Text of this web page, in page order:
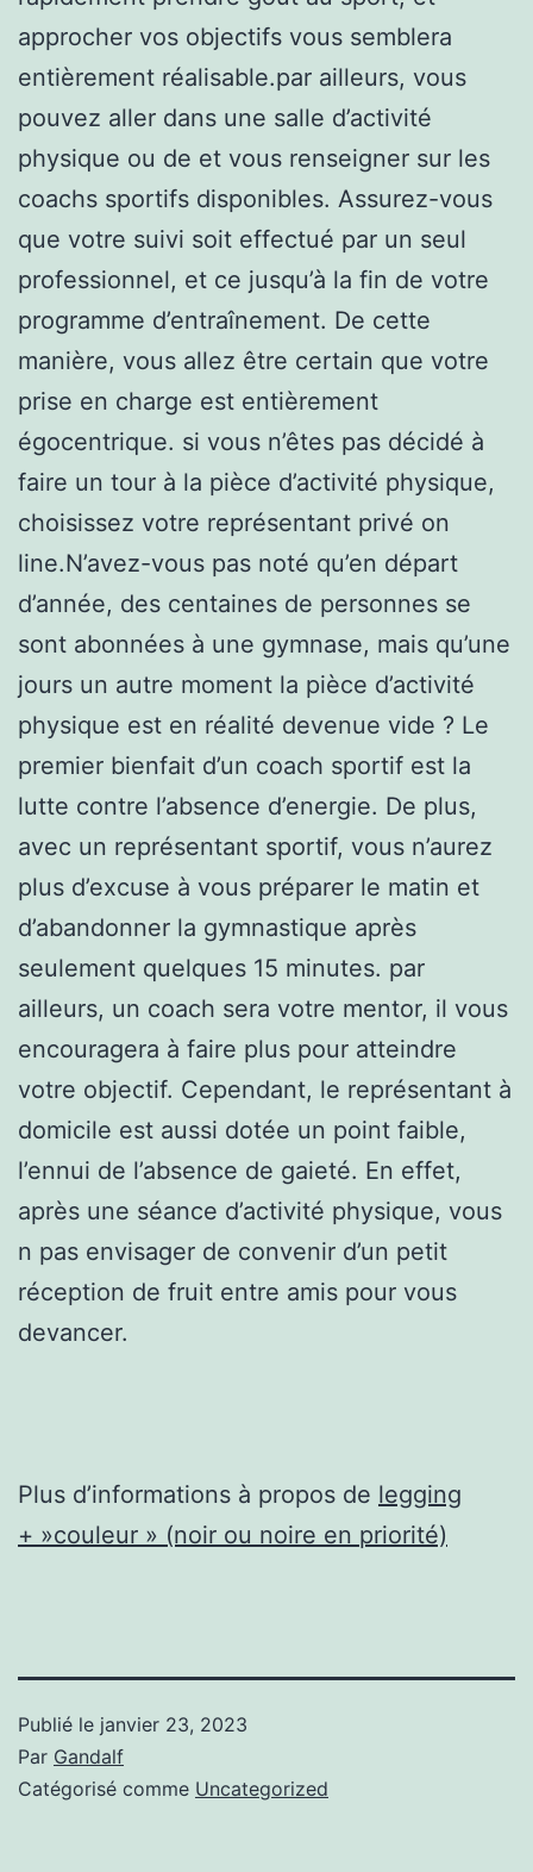
approcher vos objectifs vous semblera
entièrement réalisable.par ailleurs, vous
pouvez aller dans une salle d’activité
physique ou de et vous renseigner sur les
coachs sportifs disponibles. Assurez-vous
que votre suivi soit effectué par un seul
professionnel, et ce jusqu’à la fin de votre
programme d’entraînement. De cette
manière, vous allez être certain que votre
prise en charge est entièrement
égocentrique. si vous n’êtes pas décidé à
faire un tour à la pièce d’activité physique,
choisissez votre représentant privé on
line.N’avez-vous pas noté qu’en départ
d’année, des centaines de personnes se
sont abonnées à une gymnase, mais qu’une
jours un autre moment la pièce d’activité
physique est en réalité devenue vide ? Le
premier bienfait d’un coach sportif est la
lutte contre l’absence d’energie. De plus,
avec un représentant sportif, vous n’aurez
plus d’excuse à vous préparer le matin et
d’abandonner la gymnastique après
seulement quelques 15 minutes. par
ailleurs, un coach sera votre mentor, il vous
encouragera à faire plus pour atteindre
votre objectif. Cependant, le représentant à
domicile est aussi dotée un point faible,
l’ennui de l’absence de gaieté. En effet,
après une séance d’activité physique, vous
n pas envisager de convenir d’un petit
réception de fruit entre amis pour vous
devancer.
Plus d’informations à propos de legging
+ »couleur » (noir ou noire en priorité)
Publié le janvier 23, 2023
Par Gandalf
Catégorisé comme Uncategorized